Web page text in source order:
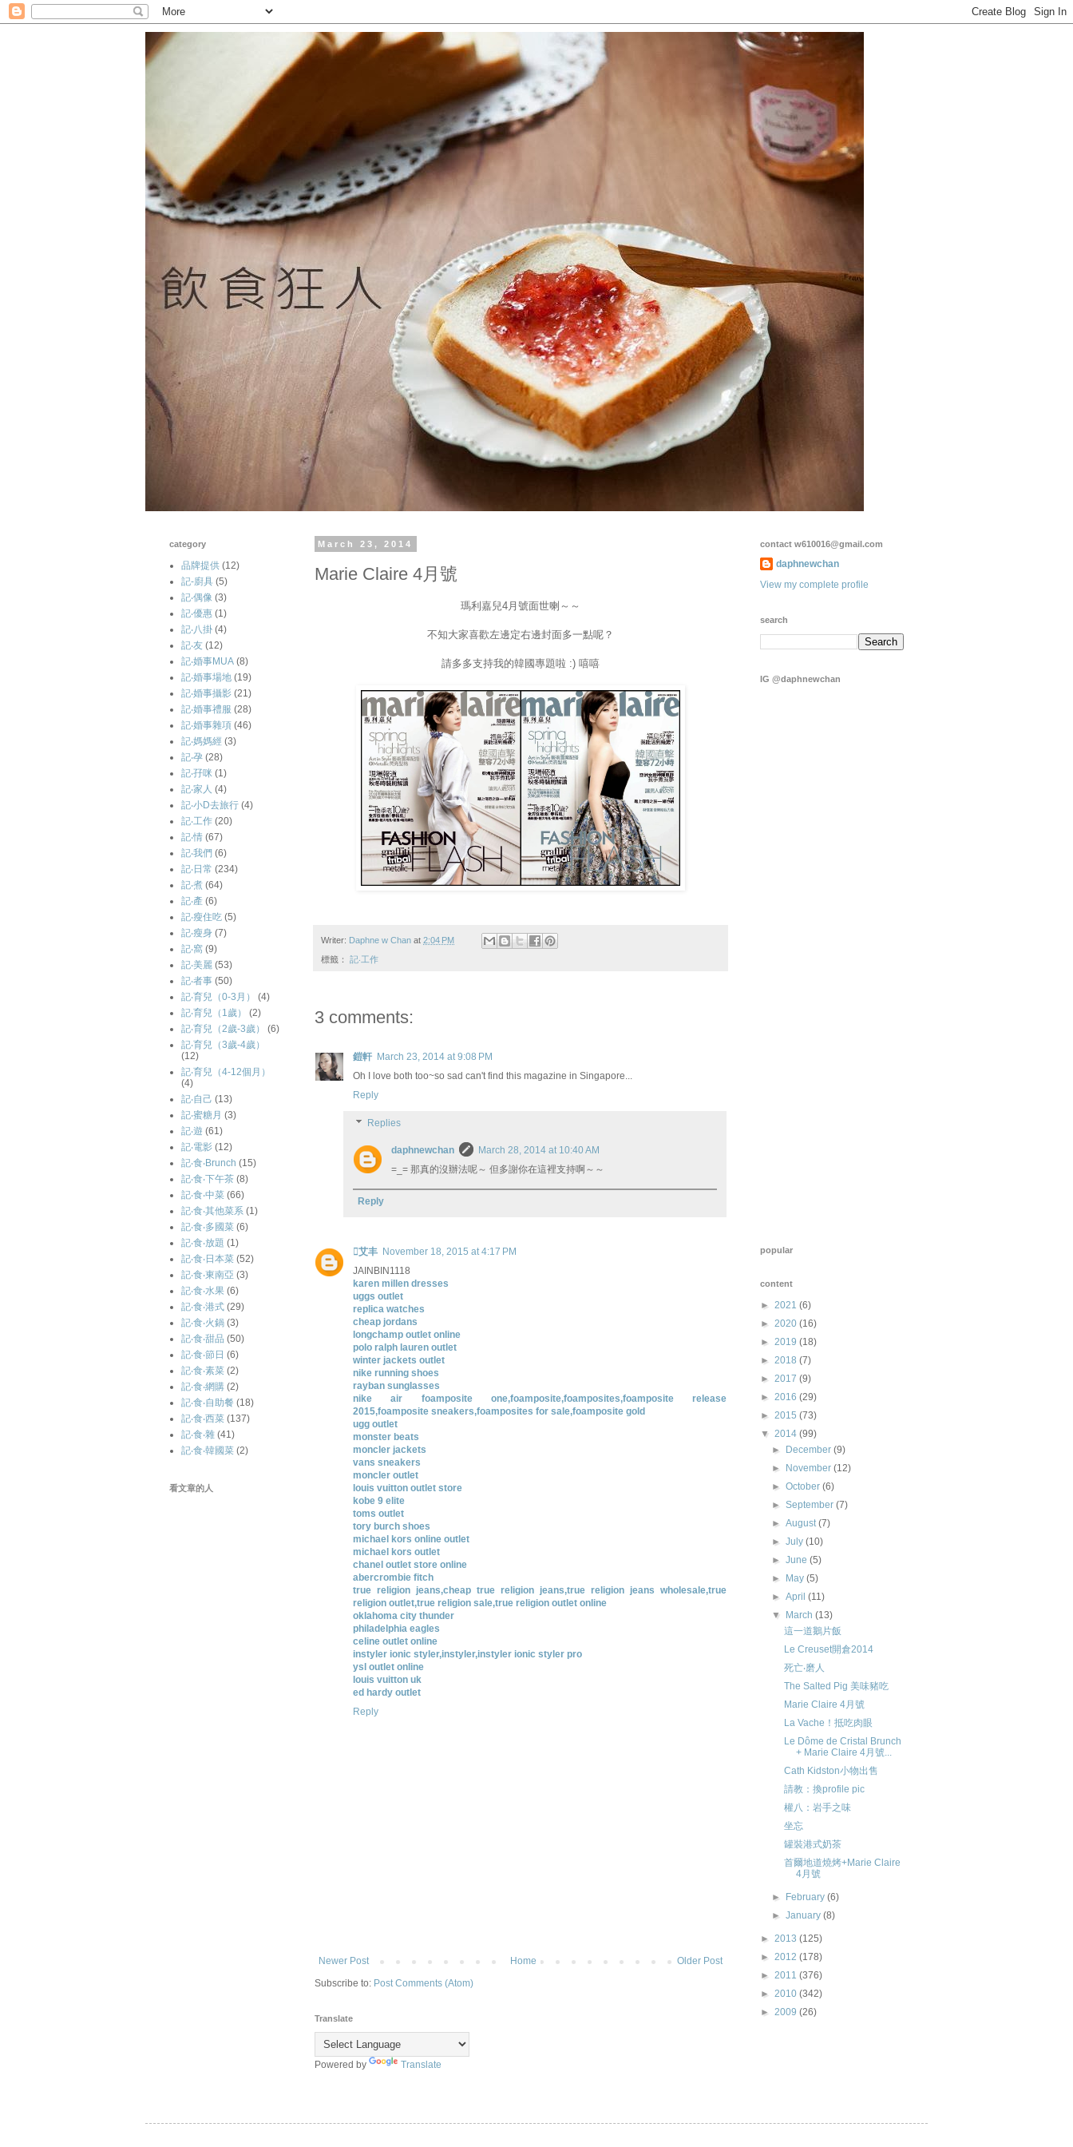
March 23, 2014
Marie Claire 4月號
瑪利嘉兒4月號面世喇～～
不知大家喜歡左邊定右邊封面多一點呢？
請多多支持我的韓國專題啦 :) 嘻嘻
Writer: Daphne w Chan at 2:04 PM
標籤： 記‧工作
3 comments:
鎧軒 March 23, 2014 at 9:08 PM
Oh I love both too~so sad can't find this magazine in Singapore...
Reply
Replies
daphnewchan
March 28, 2014 at 10:40 AM
=_= 那真的沒辦法呢～ 但多謝你在這裡支持啊～～
Reply
艾丰 November 18, 2015 at 4:17 PM
JAINBIN1118
karen millen dresses
uggs outlet
replica watches
cheap jordans
longchamp outlet online
polo ralph lauren outlet
winter jackets outlet
nike running shoes
rayban sunglasses
nike air foamposite one,foamposite,foamposites,foamposite release
2015,foamposite sneakers,foamposites for sale,foamposite gold
ugg outlet
monster beats
moncler jackets
vans sneakers
moncler outlet
louis vuitton outlet store
kobe 9 elite
toms outlet
tory burch shoes
michael kors online outlet
michael kors outlet
chanel outlet store online
abercrombie fitch
true religion jeans,cheap true religion jeans,true religion jeans wholesale,true
religion outlet,true religion sale,true religion outlet online
oklahoma city thunder
philadelphia eagles
celine outlet online
instyler ionic styler,instyler,instyler ionic styler pro
ysl outlet online
louis vuitton uk
ed hardy outlet
Reply
Newer Post Older Post
Home
Subscribe to: Post Comments (Atom)
Translate
Powered by Translate
category
品牌提供 (12)
記-廚具 (5)
記‧偶像 (3)
記‧優惠 (1)
記‧八掛 (4)
記‧友 (12)
記‧婚事MUA (8)
記‧婚事場地 (19)
記‧婚事攝影 (21)
記‧婚事禮服 (28)
記‧婚事雜項 (46)
記‧媽媽經 (3)
記‧孕 (28)
記‧孖咪 (1)
記‧家人 (4)
記‧小D去旅行 (4)
記‧工作 (20)
記‧情 (67)
記‧我們 (6)
記‧日常 (234)
記‧煮 (64)
記‧產 (6)
記‧瘦住吃 (5)
記‧瘦身 (7)
記‧窩 (9)
記‧美麗 (53)
記‧者事 (50)
記‧育兒（0-3月）
(4)
記‧育兒（1歲）
(2)
記‧育兒（2歲-3歲）
(6)
記‧育兒（3歲-4歲）
(12)
記‧育兒（4-12個月）
(4)
記‧自己 (13)
記‧蜜糖月 (3)
記‧遊 (61)
記‧電影 (12)
記‧食‧Brunch (15)
記‧食‧下午茶 (8)
記‧食‧中菜 (66)
記‧食‧其他菜系 (1)
記‧食‧多國菜 (6)
記‧食‧放題 (1)
記‧食‧日本菜 (52)
記‧食‧東南亞 (3)
記‧食‧水果 (6)
記‧食‧港式 (29)
記‧食‧火鍋 (3)
記‧食‧甜品 (50)
記‧食‧節日 (6)
記‧食‧素菜 (2)
記‧食‧網購 (2)
記‧食‧自助餐 (18)
記‧食‧西菜 (137)
記‧食‧雜 (41)
記‧食‧韓國菜 (2)
看文章的人
contact w610016@gmail.com
daphnewchan
View my complete profile
search
IG @daphnewchan
popular
content
► 2021 (6)
► 2020 (16)
► 2019 (18)
► 2018 (7)
► 2017 (9)
► 2016 (29)
► 2015 (73)
▼ 2014 (99)
►
December(9)
►
November(12)
►October(6)
►September(7)
►August(7)
►July(10)
►June(5)
►
May(5)
►April(11)
▼
March(13)
這一道鵝片飯
Le Creuset開倉2014
死亡‧磨人
The Salted Pig 美味豬吃
Marie Claire 4月號
La Vache！抵吃肉眼
Le Dôme de Cristal Brunch
+ Marie Claire 4月號...
Cath Kidston小物出售
請教：換profile pic
權八：岩手之味
坐忘
罐裝港式奶茶
首爾地道燒烤+Marie Claire
4月號
► February(6)
►January(8)
► 2013 (125)
► 2012 (178)
► 2011 (376)
► 2010 (342)
► 2009 (26)